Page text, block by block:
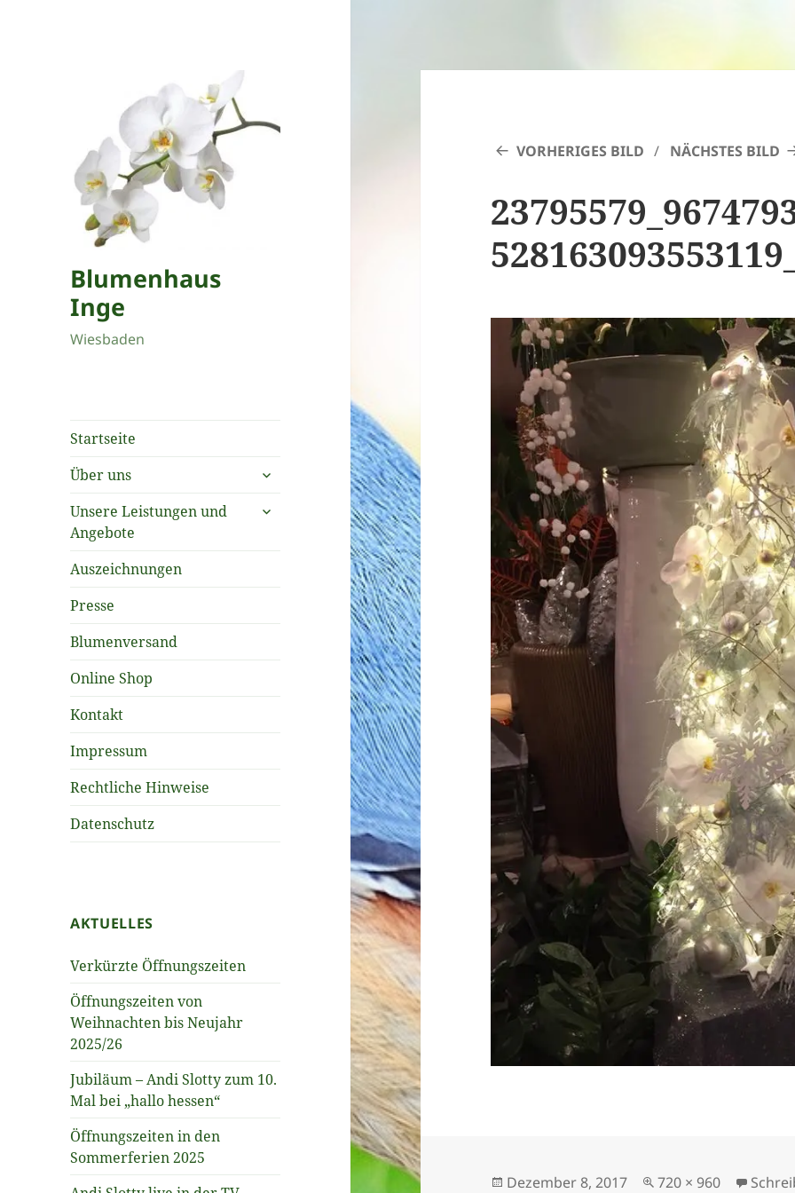
Blumenhaus
Inge
Wiesbaden
Startseite
Über uns
untermenü
öffnen
Unsere Leistungen und
Angebote
untermenü
Auszeichnungen
Presse
Blumenversand
Online Shop
Kontakt
Impressum
Rechtliche Hinweise
Datenschutz
AKTUELLES
Verkürzte Öffnungszeiten
Öffnungszeiten von
Weihnachten bis Neujahr
2025/26
Jubiläum – Andi Slotty zum 10.
Mal bei „hallo hessen“
Öffnungszeiten in den
Sommerferien 2025
VORHERIGES BILD NÄCHSTES BILD
Veröffentlicht
Dezember 8, 2017 Originalgröße
720 × 960